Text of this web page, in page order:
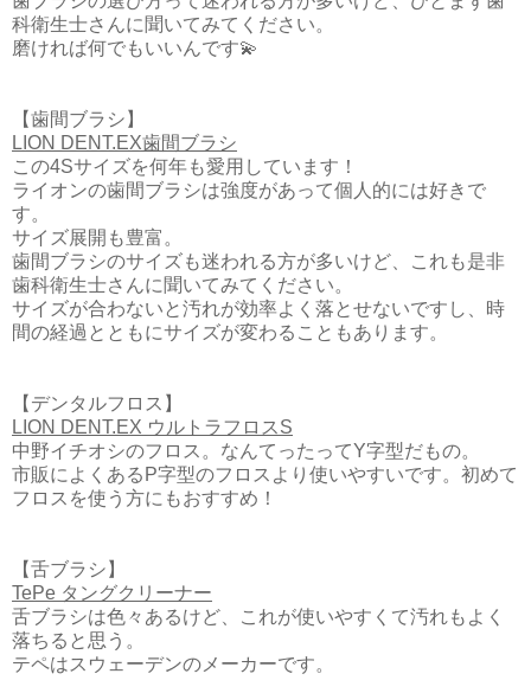
科衛生士さんに聞いてみてください。
磨ければ何でもいいんです💫
【歯間ブラシ】
LION DENT.EX歯間ブラシ
この4Sサイズを何年も愛用しています！
ライオンの歯間ブラシは強度があって個人的には好きで
す。
サイズ展開も豊富。
歯間ブラシのサイズも迷われる方が多いけど、これも是非
歯科衛生士さんに聞いてみてください。
サイズが合わないと汚れが効率よく落とせないですし、時
間の経過とともにサイズが変わることもあります。
【デンタルフロス】
LION DENT.EX ウルトラフロスS
中野イチオシのフロス。なんてったってY字型だもの。
市販によくあるP字型のフロスより使いやすいです。初めて
フロスを使う方にもおすすめ！
【舌ブラシ】
TePe タングクリーナー
舌ブラシは色々あるけど、これが使いやすくて汚れもよく
落ちると思う。
テペはスウェーデンのメーカーです。